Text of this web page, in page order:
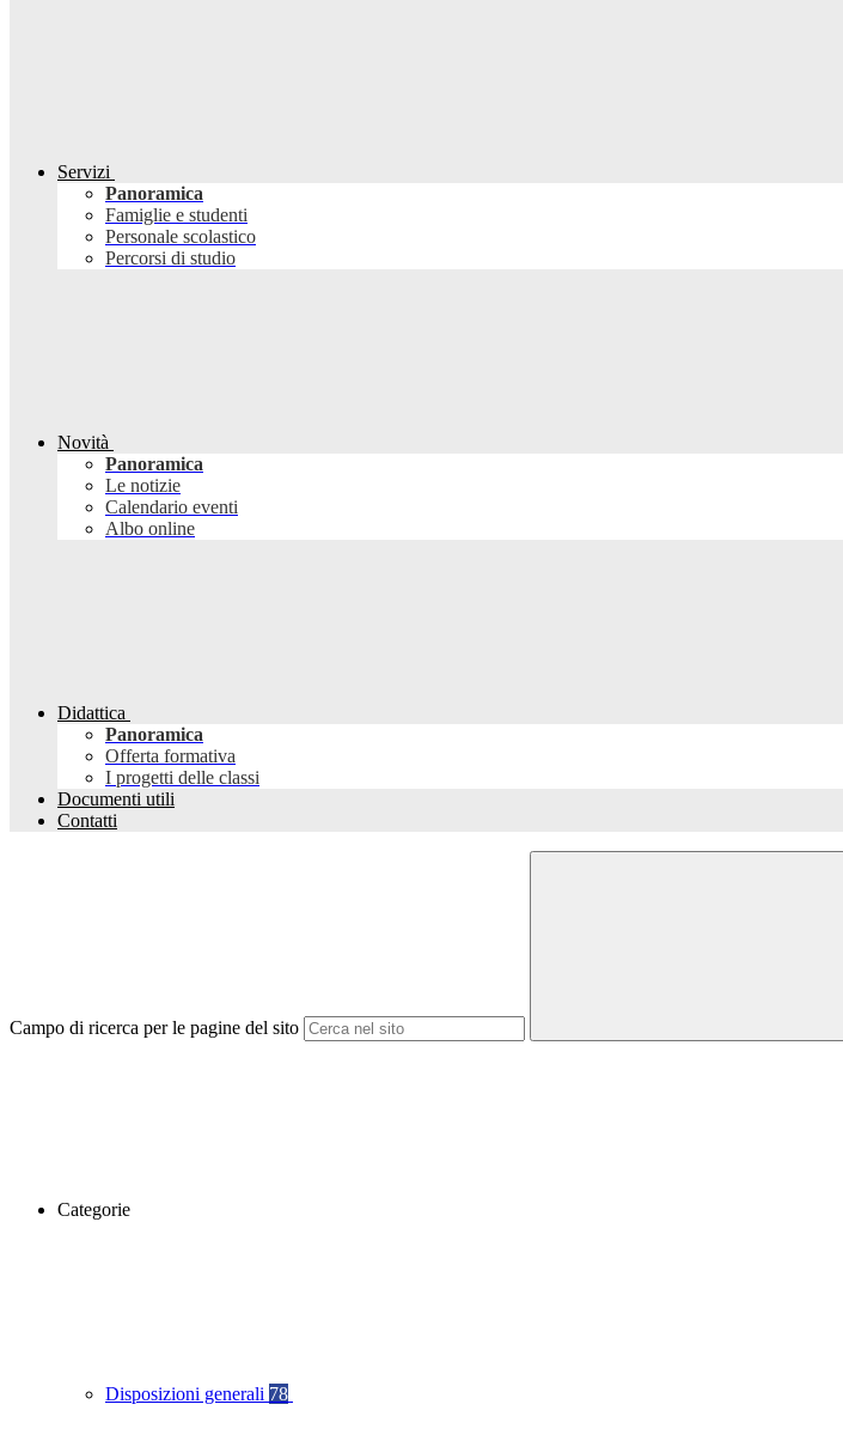
Servizi
Panoramica
Famiglie e studenti
Personale scolastico
Percorsi di studio
Novità
Panoramica
Le notizie
Calendario eventi
Albo online
Didattica
Panoramica
Offerta formativa
I progetti delle classi
Documenti utili
Contatti
Campo di ricerca per le pagine del sito
Categorie
Disposizioni generali 78